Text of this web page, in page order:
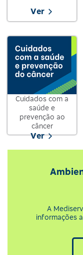
Ver
Cuidados com a
saúde e
prevenção ao
câncer
Ver
A
informações